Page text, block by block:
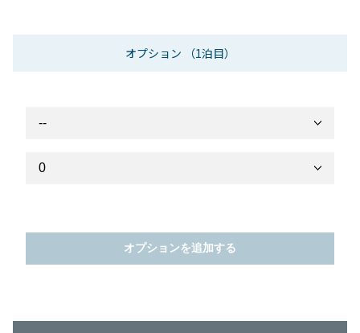
オプション （1泊目）
オプションを追加する